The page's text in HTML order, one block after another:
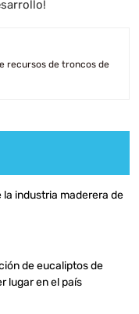
recursos de troncos de
la industria maderera de
de eucaliptos de
lugar en el país